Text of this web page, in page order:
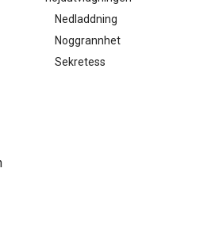
Nedladdning
Noggrannhet
Sekretess